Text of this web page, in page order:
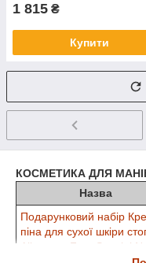
1 815 ₴
Купити
КОСМЕТИКА ДЛЯ
Назва
Подарунковий набір
піна для сухої шкіри
Allpresan Foot Special